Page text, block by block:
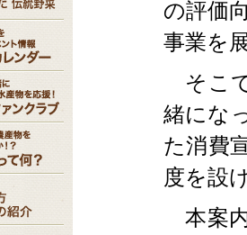
の評価
事業を
そこ
緒にな
た消費
度を設
本案